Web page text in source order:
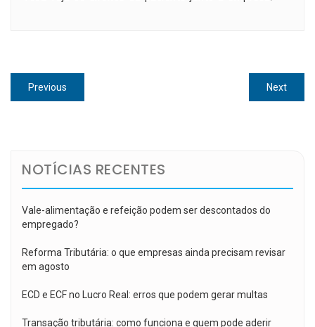
Navegação
de
Previous
post:
NextNext
post:
NOTÍCIAS RECENTES
Vale-alimentação e refeição podem ser descontados do
empregado?
Reforma Tributária: o que empresas ainda precisam revisar
em agosto
ECD e ECF no Lucro Real: erros que podem gerar multas
Transação tributária: como funciona e quem pode aderir